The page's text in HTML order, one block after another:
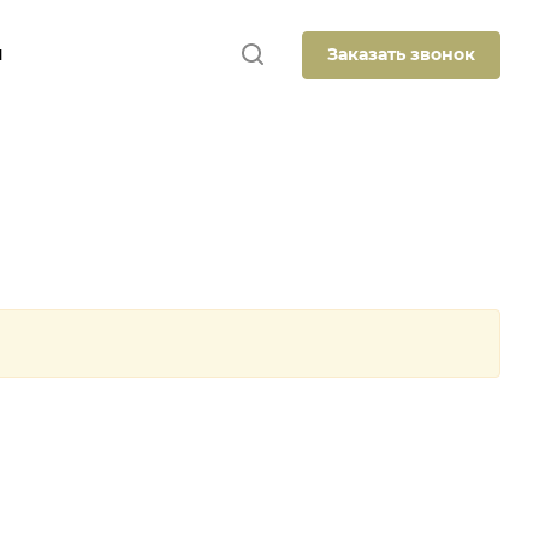
Заказать звонок